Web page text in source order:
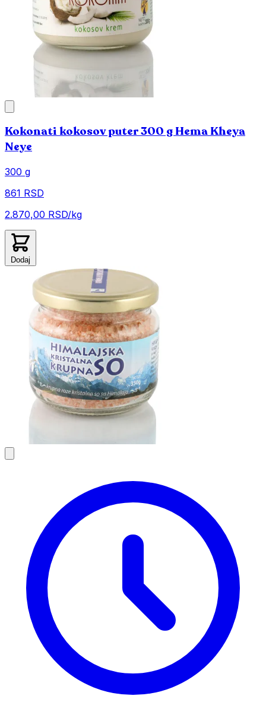
Kokonati kokosov puter 300 g Hema Kheya
Neye
300 g
861 RSD
2.870,00 RSD/kg
Dodaj